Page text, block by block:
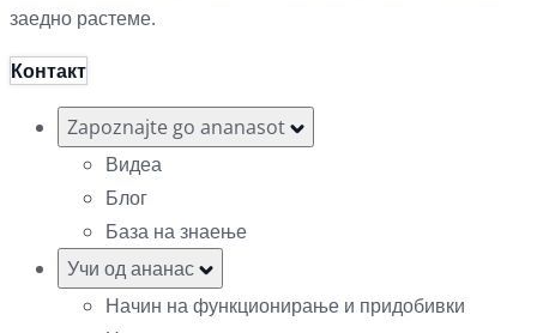
заедно растеме.
Контакт
Zapoznajte go ananasot
Видеа
Блог
База на знаење
Учи од ананас
Начин на функционирање и придобивки